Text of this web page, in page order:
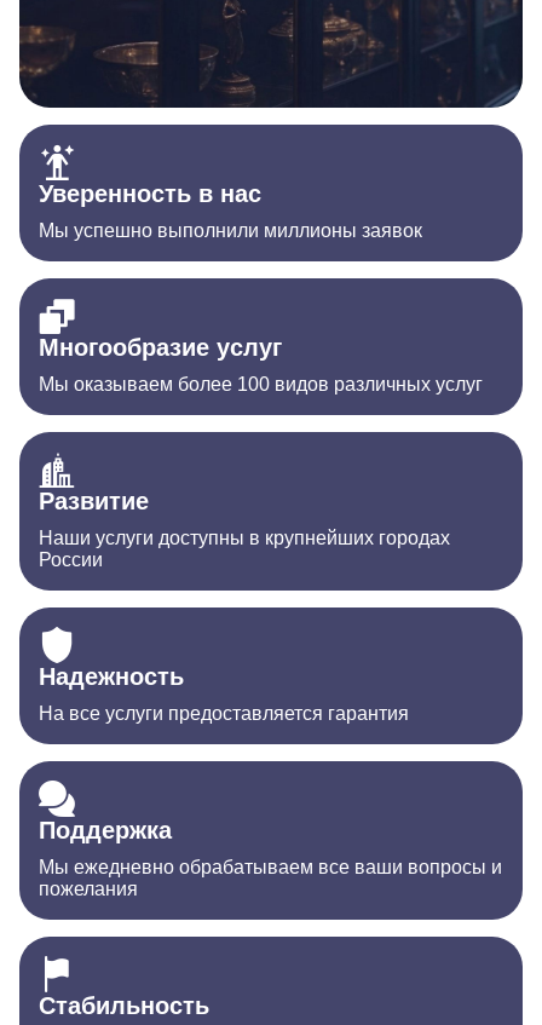
Уверенность в нас
Мы успешно выполнили миллионы заявок
Многообразие услуг
Мы оказываем более 100 видов различных услуг
Развитие
Наши услуги доступны в крупнейших городах
России
Надежность
На все услуги предоставляется гарантия
Поддержка
Мы ежедневно обрабатываем все ваши вопросы и
пожелания
Стабильность